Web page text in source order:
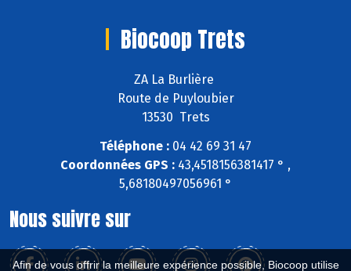
Afin de vous offrir la meilleure expérience possible, Biocoop utilise
Biocoop Trets
ZA La Burlière
Route de Puyloubier
13530 Trets
Téléphone : 04 42 69 31 47
Coordonnées GPS : 43,4518156381417 ° ,
5,68180497056961 °
Nous suivre sur